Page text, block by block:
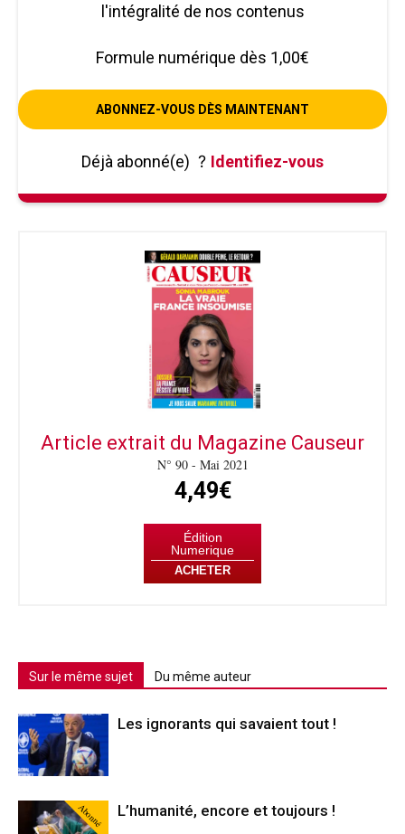
l'intégralité de nos contenus
Formule numérique dès 1,00€
ABONNEZ-VOUS DÈS MAINTENANT
Déjà abonné(e) ? Identifiez-vous
Article extrait du Magazine Causeur
N° 90 - Mai 2021
4,49€
Édition
Numerique
ACHETER
Sur le même sujet Du même auteur
Les ignorants qui savaient tout !
Abonné L’humanité, encore et toujours !